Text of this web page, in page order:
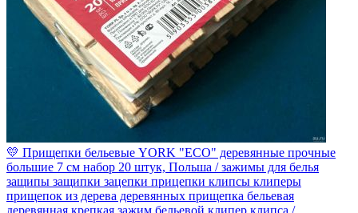
💛 Прищепки бельевые YORK "ECO" деревянные прочные
большие 7 см набор 20 штук, Польша / зажимы для белья
защипы защипки зацепки прицепки клипсы клиперы
прищепок из дерева деревянных прищепка бельевая